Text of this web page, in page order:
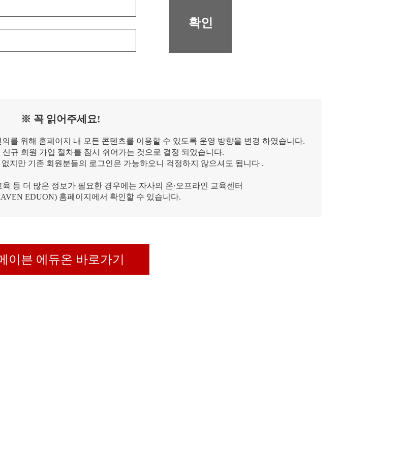
확인
※ 꼭 읽어주세요!
를 위해 홈페이지 내 모든 콘텐츠를 이용할 수 있도록 운영 방향을 변경 하였습니다.
규 회원 가입 절차를 잠시 쉬어가는 것으로 결정 되었습니다.
지만 기존 회원분들의 로그인은 가능하오니 걱정하지 않으셔도 됩니다 .
등 더 많은 정보가 필요한 경우에는 자사의 온·오프라인 교육센터
EDUON) 홈페이지에서 확인할 수 있습니다.
이븐 에듀온 바로가기